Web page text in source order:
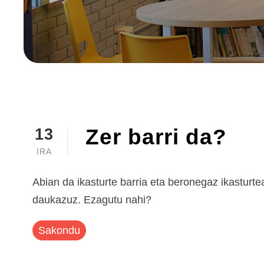
13
IRA
Zer barri da?
Abian da ikasturte barria eta beronegaz
daukazuz. Ezagutu nahi?
Sakondu